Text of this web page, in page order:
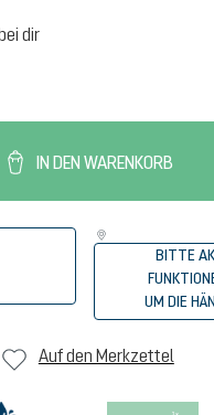
dir
IN DEN WARENKORB
BITTE
UM DIE
Auf den Merkzettel